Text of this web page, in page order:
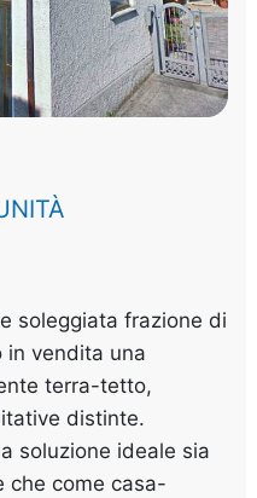
soleggiata frazione di
in vendita una
terra-tetto,
distinte.
soluzione ideale sia
che come casa-